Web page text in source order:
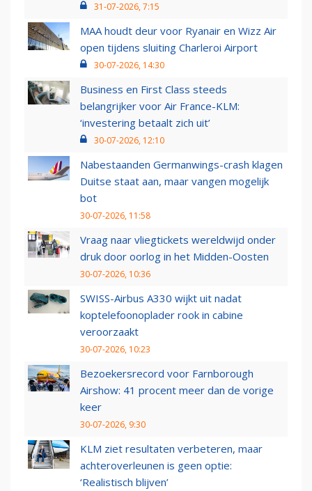
31-07-2026, 7:15
MAA houdt deur voor Ryanair en Wizz Air
open tijdens sluiting Charleroi Airport
30-07-2026, 14:30
Business en First Class steeds
belangrijker voor Air France-KLM:
‘investering betaalt zich uit’
30-07-2026, 12:10
Nabestaanden Germanwings-crash klagen
Duitse staat aan, maar vangen mogelijk
bot
30-07-2026, 11:58
Vraag naar vliegtickets wereldwijd onder
druk door oorlog in het Midden-Oosten
30-07-2026, 10:36
SWISS-Airbus A330 wijkt uit nadat
koptelefoonoplader rook in cabine
veroorzaakt
30-07-2026, 10:23
Bezoekersrecord voor Farnborough
Airshow: 41 procent meer dan de vorige
keer
30-07-2026, 9:30
KLM ziet resultaten verbeteren, maar
achteroverleunen is geen optie:
‘Realistisch blijven’